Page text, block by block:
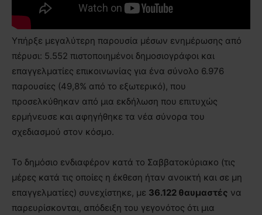
Υπήρξε μεγαλύτερη παρουσία μέσων ενημέρωσης από
πέρυσι: 5.552 πιστοποιημένοι δημοσιογράφοι και
επαγγελματίες επικοινωνίας για ένα σύνολο 6.976
παρουσίες (49,8% από το εξωτερικό), που
προσελκύθηκαν από μια εκδήλωση που επιτυχώς
ερμήνευσε και αφηγήθηκε τα νέα σύνορα του
σχεδιασμού στον κόσμο.
Το δημόσιο ενδιαφέρον κατά το Σαββατοκύριακο (τις
μέρες κατά τις οποίες η έκθεση ήταν ανοικτή και σε μη
επαγγελματίες) συνεχίστηκε, με 36.122 θαυμαστές να
παρευρίσκονται, απόδειξη του γεγονότος ότι μια